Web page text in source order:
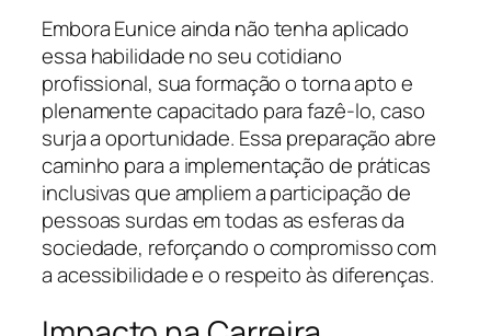
Embora Eunice ainda não tenha aplicado
essa habilidade no seu cotidiano
profissional, sua formação o torna apto e
plenamente capacitado para fazê-lo, caso
surja a oportunidade. Essa preparação abre
caminho para a implementação de práticas
inclusivas que ampliem a participação de
pessoas surdas em todas as esferas da
sociedade, reforçando o compromisso com
a acessibilidade e o respeito às diferenças.